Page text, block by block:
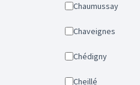
Chaumussay
Chaveignes
Chédigny
Cheillé